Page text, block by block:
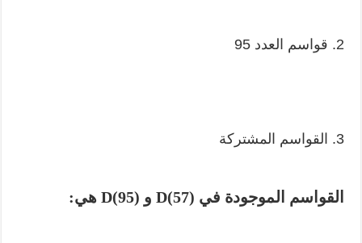
2. قواسم العدد 95
3. القواسم المشتركة
القواسم الموجودة في D(57) و D(95) هي: